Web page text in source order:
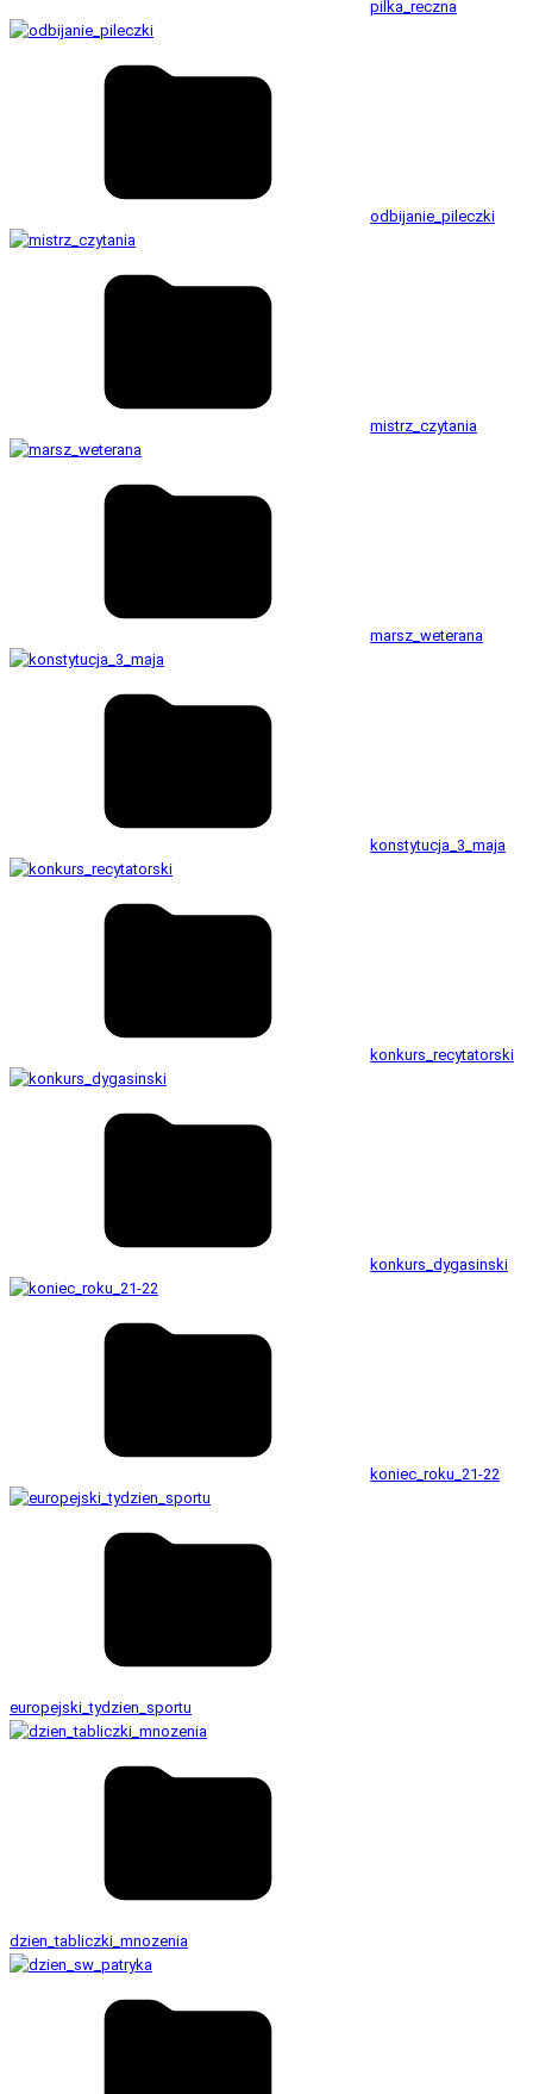
pilka_reczna
odbijanie_pileczki
mistrz_czytania
marsz_weterana
konstytucja_3_maja
konkurs_recytatorski
konkurs_dygasinski
koniec_roku_21-22
europejski_tydzien_sportu
dzien_tabliczki_mnozenia